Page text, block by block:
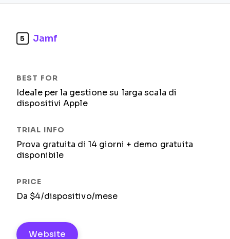
5 Jamf
Ideale per la gestione su larga scala di
dispositivi Apple
Prova gratuita di 14 giorni + demo gratuita
disponibile
Da $4/dispositivo/mese
Website